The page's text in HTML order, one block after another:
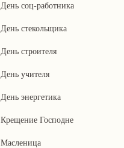
День соц-работника
День стекольщика
День строителя
День учителя
День энергетика
Крещение Господне
Масленица